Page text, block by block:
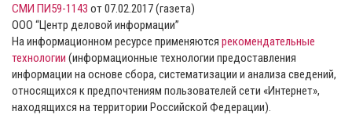
СМИ ПИ59-1143 от 07.02.2017 (газета)
ООО “Центр деловой информации”
На информационном ресурсе применяются рекомендательные
технологии (информационные технологии предоставления
информации на основе сбора, систематизации и анализа сведений,
относящихся к предпочтениям пользователей сети «Интернет»,
находящихся на территории Российской Федерации).